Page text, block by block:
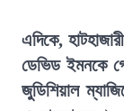
এদিকে,
ডেভিড ইমনকে
জুডিশিয়াল